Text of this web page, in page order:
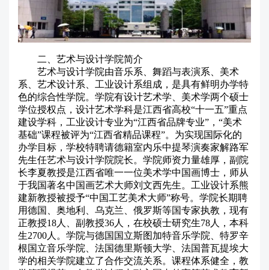
二、艺术与设计学院简介
艺术与设计学院由音乐系、舞蹈与表演系、美术
系、艺术设计系、工业设计系组成，是具有鲜明办学特
色的综合性学院。学院有设计艺术学、美术学两个硕士
学位授权点，设计艺术学科是江西省高校“十一五”重点
建设学科，工业设计专业为“江西省品牌专业”，“美术
基础”课程被评为“江西省精品课程”。为实现国际化的
办学目标，学校特聘请德籍室内乐中提琴演奏家解路军
先生任艺术与设计学院院长。学院师资力量雄厚，副院
长李夏教授是江西省唯一一位美术学中国画博士，师从
于我国著名中国画艺术大师刘文西先生。工业设计系熊
建新教授被授予“中国工艺美术大师”称号。学院长期聘
用德国、奥地利、乌克兰、俄罗斯等国专家执教，现有
正教授18人、副教授36人，在校硕士研究生78人，本科
生2700人。学院与德国国立斯图加特音乐学院、特罗辛
根国立音乐学院、法国德里斯顿大学、法国普瓦提埃大
学的相关学院建立了合作交流关系。课程体系健全，教